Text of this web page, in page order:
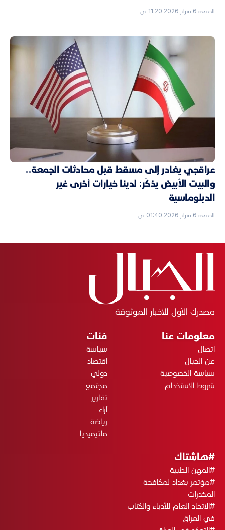
الجمعة 6 فبراير 2026 11:20 ص
عراقجي يغادر إلى مسقط قبل محادثات الجمعة..
والبيت الأبيض يذكّر: لدينا خيارات أخرى غير
الدبلوماسية
الجمعة 6 فبراير 2026 01:40 ص
مصدرك الأول للأخبار الموثوقة
معلومات عنا
اتصال
عن الجبال
سياسة الخصوصية
شروط الاستخدام
فئات
سياسة
اقتصاد
دولي
مجتمع
تقارير
آراء
رياضة
ملتيميديا
#هاشتاك
#المهن الطبية
#مؤتمر بغداد لمكافحة
المخدرات
#الاتحاد العام للأدباء والكتاب
في العراق